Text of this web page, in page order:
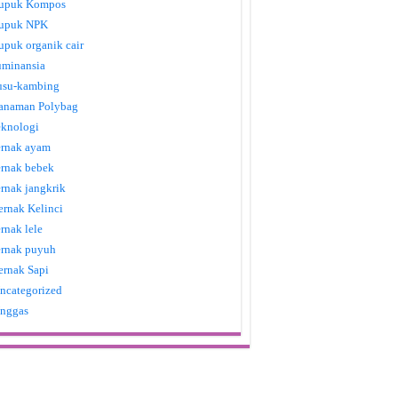
Kompos
NPK
organik cair
kambing
Polybag
ayam
bebek
jangkrik
Kelinci
lele
puyuh
Sapi